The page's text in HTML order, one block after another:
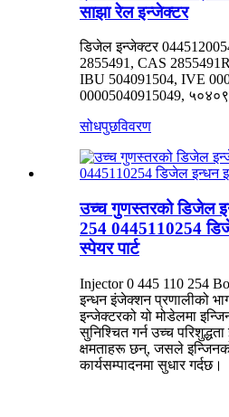
साझा रेल इन्जेक्टर
डिजेल इन्जेक्टर
2855491, CAS
IBU 504091504, IVE
00005040915049,
सोधपुछविवरण
उच्च गुणस्तरको डिजेल
254 0445110254
स्पेयर पार्ट
Injector 0 445 110 254
इन्धन इंजेक्शन प्रणालीको
इन्जेक्टरको यो मोडेलमा
सुनिश्चित गर्न उच्च
क्षमताहरू छन्, जसले
कार्यसम्पादनमा सुधार गर्दछ।